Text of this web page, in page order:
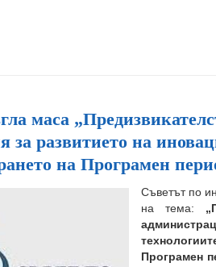
маса
за развитието на
на Програмен
Съветът по
на тема:
Програмен